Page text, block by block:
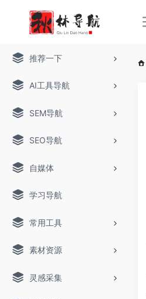
推荐一下
AI工具导航
SEM导航
SEO导航
自媒体
学习导航
常用工具
素材资源
灵感采集